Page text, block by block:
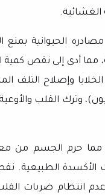
الغشائية.
الحيوانية بمنع
أدى إلى نقص كمية
وإصلاح التلف
وترك القلب
مما حرم الجسم من
الأكسدة الطبيعية.
انتظام ضربات